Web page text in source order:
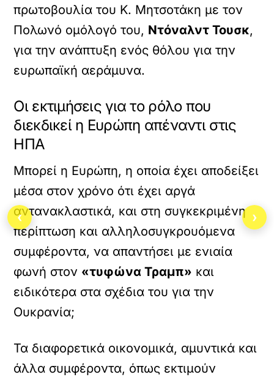
πρωτοβουλία του Κ. Μητσοτάκη με τον
Πολωνό ομόλογό του, Ντόναλντ Τουσκ,
για την ανάπτυξη ενός θόλου για την
ευρωπαϊκή αεράμυνα.
Οι εκτιμήσεις για το ρόλο που
διεκδικεί η Ευρώπη απέναντι στις
ΗΠΑ
Μπορεί η Ευρώπη, η οποία έχει αποδείξει
μέσα στον χρόνο ότι έχει αργά
αντανακλαστικά, και στη συγκεκριμένη
περίπτωση και αλληλοσυγκρουόμενα
συμφέροντα, να απαντήσει με ενιαία
φωνή στον «τυφώνα Τραμπ» και
ειδικότερα στα σχέδια του για την
Ουκρανία;
Τα διαφορετικά οικονομικά, αμυντικά και
άλλα συμφέροντα, όπως εκτιμούν
‹ ›